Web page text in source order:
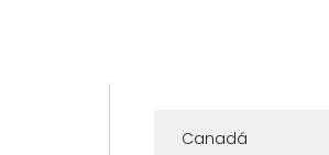
Canadá